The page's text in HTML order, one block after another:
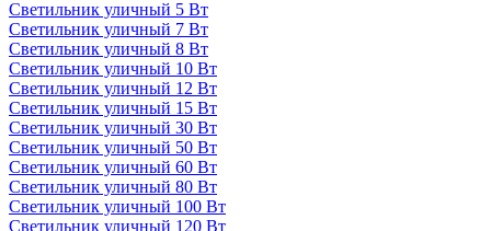
Светильник уличный 5 Вт
Светильник уличный 7 Вт
Светильник уличный 8 Вт
Светильник уличный 10 Вт
Светильник уличный 12 Вт
Светильник уличный 15 Вт
Светильник уличный 30 Вт
Светильник уличный 50 Вт
Светильник уличный 60 Вт
Светильник уличный 80 Вт
Светильник уличный 100 Вт
Светильник уличный 120 Вт